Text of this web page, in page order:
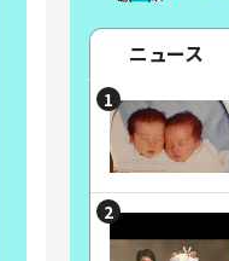
ニュース